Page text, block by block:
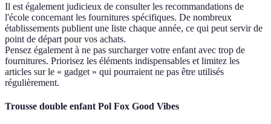
Il est également judicieux de consulter les recommandations de
l'école concernant les fournitures spécifiques. De nombreux
établissements publient une liste chaque année, ce qui peut servir de
point de départ pour vos achats.
Pensez également à ne pas surcharger votre enfant avec trop de
fournitures. Priorisez les éléments indispensables et limitez les
articles sur le « gadget » qui pourraient ne pas être utilisés
régulièrement.
Trousse double enfant Pol Fox Good Vibes